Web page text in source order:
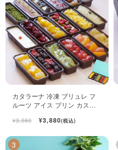
カタラーナ 冷凍 ブリュレ フ
ルーツ アイス プリン カスタ
¥3,980 ¥3,880(税込)